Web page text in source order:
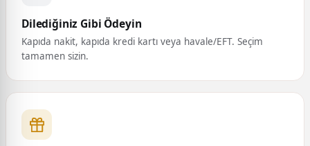
Dilediğiniz Gibi Ödeyin
Kapıda nakit, kapıda kredi kartı veya havale/EFT. Seçim
tamamen sizin.